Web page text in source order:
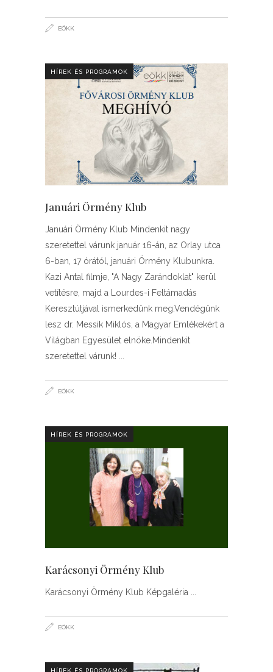
EÖKK
HÍREK ÉS PROGRAMOK
Januári Örmény Klub
Januári Örmény Klub Mindenkit nagy
szeretettel várunk január 16-án, az Orlay utca
6-ban, 17 órától, januári Örmény Klubunkra.
Kazi Antal filmje, "A Nagy Zarándoklat" kerül
vetítésre, majd a Lourdes-i Feltámadás
Keresztútjával ismerkedünk meg.Vendégünk
lesz dr. Messik Miklós, a Magyar Emlékekért a
Világban Egyesület elnöke.Mindenkit
szeretettel várunk!
EÖKK
HÍREK ÉS PROGRAMOK
Karácsonyi Örmény Klub
Karácsonyi Örmény Klub Képgaléria
EÖKK
HÍREK ÉS PROGRAMOK